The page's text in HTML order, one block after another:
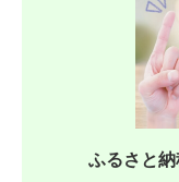
ふるさと納